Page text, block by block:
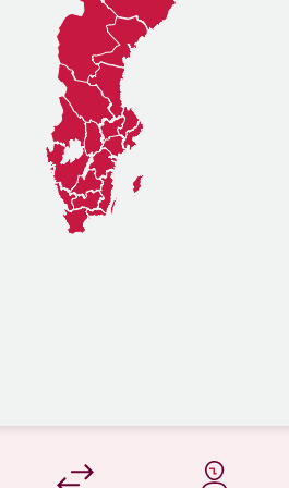
på 1177.se
på 1177.se